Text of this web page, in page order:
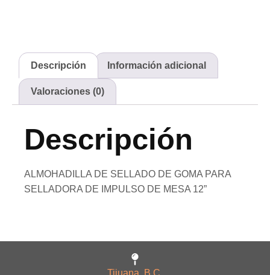
Descripción Información adicional
Valoraciones (0)
Descripción
ALMOHADILLA DE SELLADO DE GOMA PARA
SELLADORA DE IMPULSO DE MESA 12”